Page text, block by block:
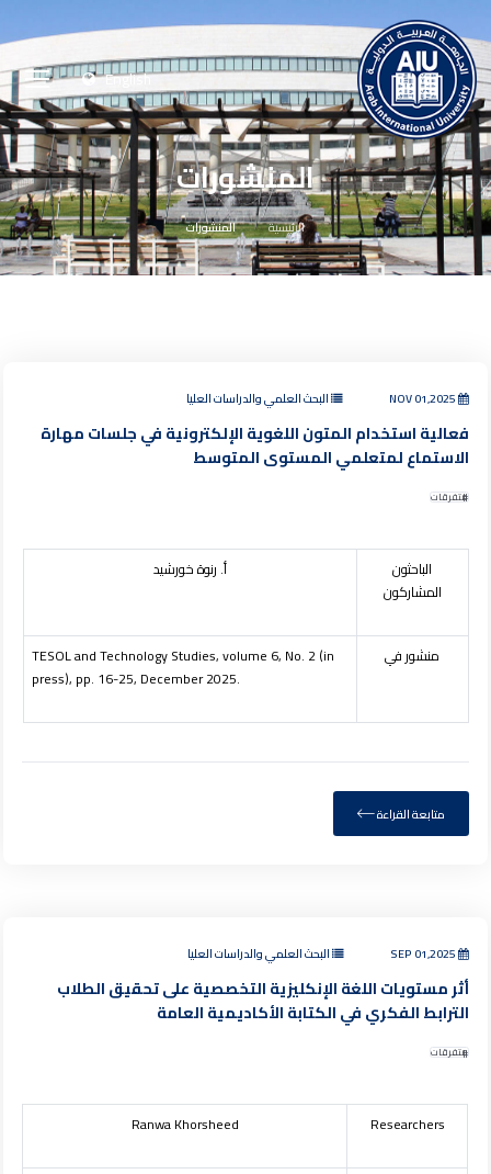
English
المنشورات
الرئيسية المنشورات
البحث العلمي والدراسات العليا
فعالية استخدام المتون اللغوية الإلكترونية في جلسات مهارة
الاستماع لمتعلمي المستوى المتوسط
متفرقات
الباحثون
المشاركون
أ. رنوة خورشيد
منشور في
TESOL and Technology Studies, volume 6, No. 2 (in
press), pp. 16-25, December 2025.
متابعة القراءة
البحث العلمي والدراسات العليا
أثر مستويات اللغة الإنكليزية التخصصية على تحقيق الطلاب
الترابط الفكري في الكتابة الأكاديمية العامة
متفرقات
Researchers
Ranwa Khorsheed